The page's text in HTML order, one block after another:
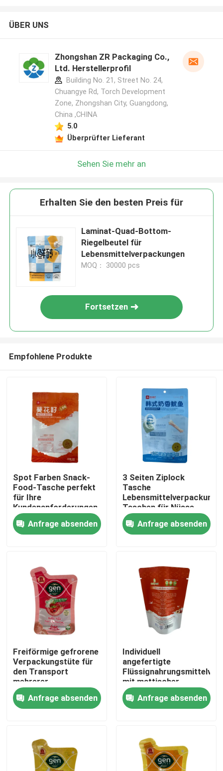
Haus
Produkte
Fabrik-Ausflug
Qualitätskontrolle
Nachrichten
Fälle
Ausgussverpackungsbeutel
ÜBER UNS
Zhongshan ZR Packaging Co.,
Ltd. Herstellerprofil
Building No. 21, Street No. 24,
Chuangye Rd, Torch Development
Zone, Zhongshan City, Guangdong,
China ,CHINA
5.0
Überprüfter Lieferant
Sehen Sie mehr an
Erhalten Sie den besten Preis für
Laminat-Quad-Bottom-
Riegelbeutel für
Lebensmittelverpackungen
MOQ： 30000 pcs
Fortsetzen
Empfohlene Produkte
Spot Farben Snack-
Food-Tasche perfekt
für Ihre
Kundenanforderungen
Anfrage absenden
3 Seiten Ziplock
Tasche
Lebensmittelverpackung
Taschen für Nüsse
und
kundenspezifische
Sterilisation in der
Anfrage absenden
Freiförmige gefrorene
Verpackungstüte für
den Transport
mehrerer
Anwendungen
Anfrage absenden
Individuell
angefertigte
mit mattischer
Oberfläche und Folie
Anfrage absenden